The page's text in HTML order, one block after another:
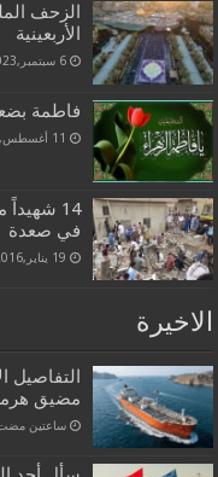
الزحف
الأربعينية
6 سبتمبر,2023
فاطمة
11 أغسطس,2016
14
في صعدة
19 يناير,2016
الاخيرة
التفاصيل
مضيق
‏ساعتين